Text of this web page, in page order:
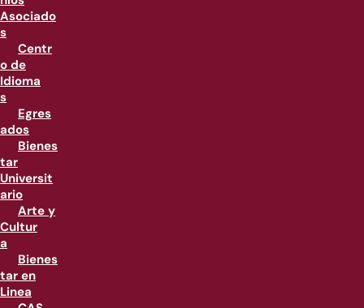
Asociado
s
Centr
o de
Idioma
s
Egres
ados
Bienes
tar
Universit
ario
Arte y
Cultur
a
Bienes
tar en
Linea